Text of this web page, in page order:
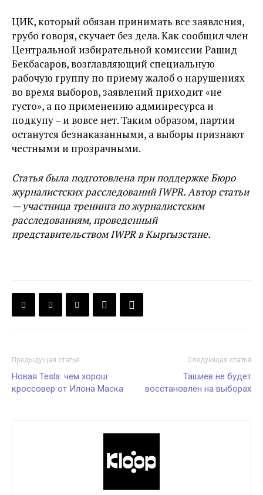
ЦИК, который обязан принимать все заявления,
грубо говоря, скучает без дела. Как сообщил член
Центральной избирательной комиссии Рашид
Бекбасаров, возглавляющий специальную
рабочую группу по приему жалоб о нарушениях
во время выборов, заявлений приходит «не
густо», а по применению админресурса и
подкупу – и вовсе нет. Таким образом, партии
останутся безнаказанными, а выборы признают
честными и прозрачными.
Статья была подготовлена при поддержке Бюро
журналистских расследований IWPR. Автор статьи
— участница тренинга по журналистским
расследованиям, проведенный
представительством IWPR в Кыргызстане.
Предыдущая статья
Новая Tesla: чем хорош
кроссовер от Илона Маска
Следующая статья
Ташиев не будет
восстановлен на выборах